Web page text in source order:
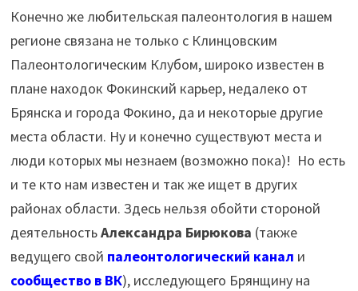
Конечно же любительская палеонтология в нашем
регионе связана не только с Клинцовским
Палеонтологическим Клубом, широко известен в
плане находок Фокинский карьер, недалеко от
Брянска и города Фокино, да и некоторые другие
места области. Ну и конечно существуют места и
люди которых мы незнаем (возможно пока)! Но есть
и те кто нам известен и так же ищет в других
районах области. Здесь нельзя обойти стороной
деятельностьАлександра Бирюкова (также
ведущего свой палеонтологический канал и
сообщество в ВК), исследующего Брянщину на